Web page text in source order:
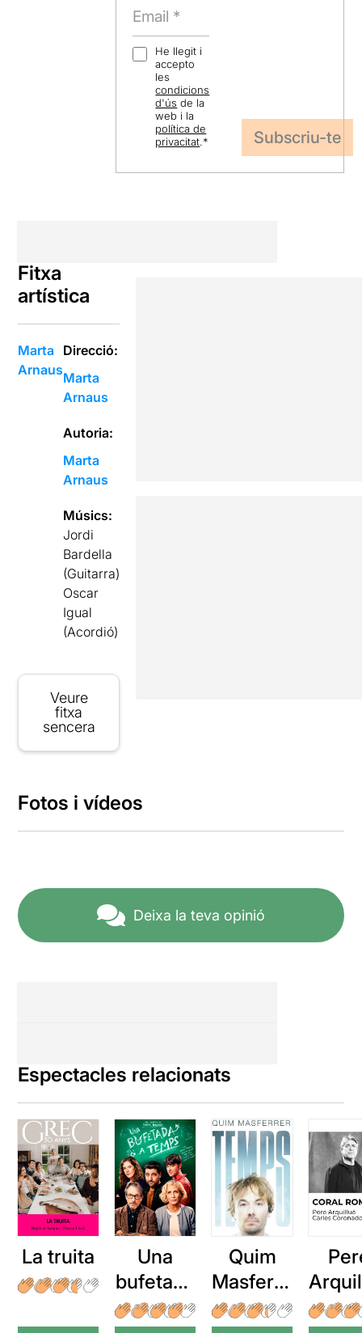
He llegit i
accepto
les
condicions
d'ús de la
web i la
política de
privacitat.*
Fitxa
artística
Marta
Arnaus
Direcció:
Marta
Arnaus
Autoria:
Marta
Arnaus
Músics:
Jordi
Bardella
(Guitarra)
Oscar
Igual
(Acordió)
Veure
fitxa
sencera
Fotos i vídeos
Deixa la teva opinió
Espectacles relacionats
La truita
Una
bufetada
a temps
Quim
Masferre
r: Temps
: